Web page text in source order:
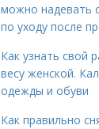
можно надевать
по уходу после
Как узнать свой
весу женской.
одежды и обуви
Как правильно